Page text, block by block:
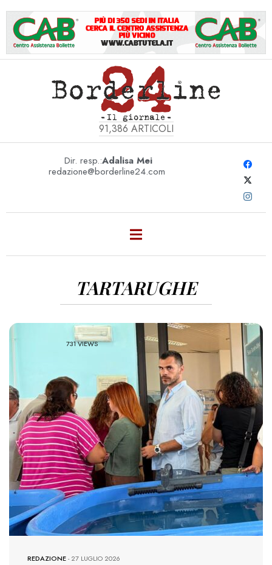
91,386 ARTICOLI
Dir. resp.:Adalisa Mei
redazione@borderline24.com
TARTARUGHE
731 VIEWS
REDAZIONE-27 LUGLIO 2026